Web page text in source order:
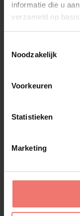
informatie die u
verzameld op
Noodzakelijk
Voorkeuren
Statistieken
Marketing
Vengaboys
Lees meer